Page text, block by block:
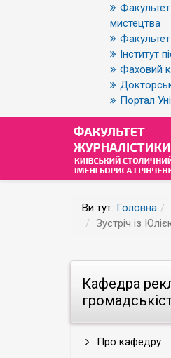
Факультет
мистецтва
Інститут
Фаховий
Портал
Ви тут: Головна
Зустріч із
Кафедра
Про кафедру